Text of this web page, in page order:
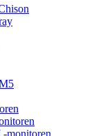
-monitoren